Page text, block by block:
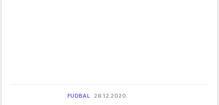
FUDBAL 26.12.2020.